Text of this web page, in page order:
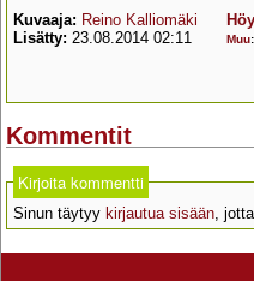
Kuvaaja: Reino Kalliomäki
Lisätty: 23.08.2014 02:11 Muu:
Kommentit
Kirjoita kommentti
Sinun täytyy kirjautua sisään,